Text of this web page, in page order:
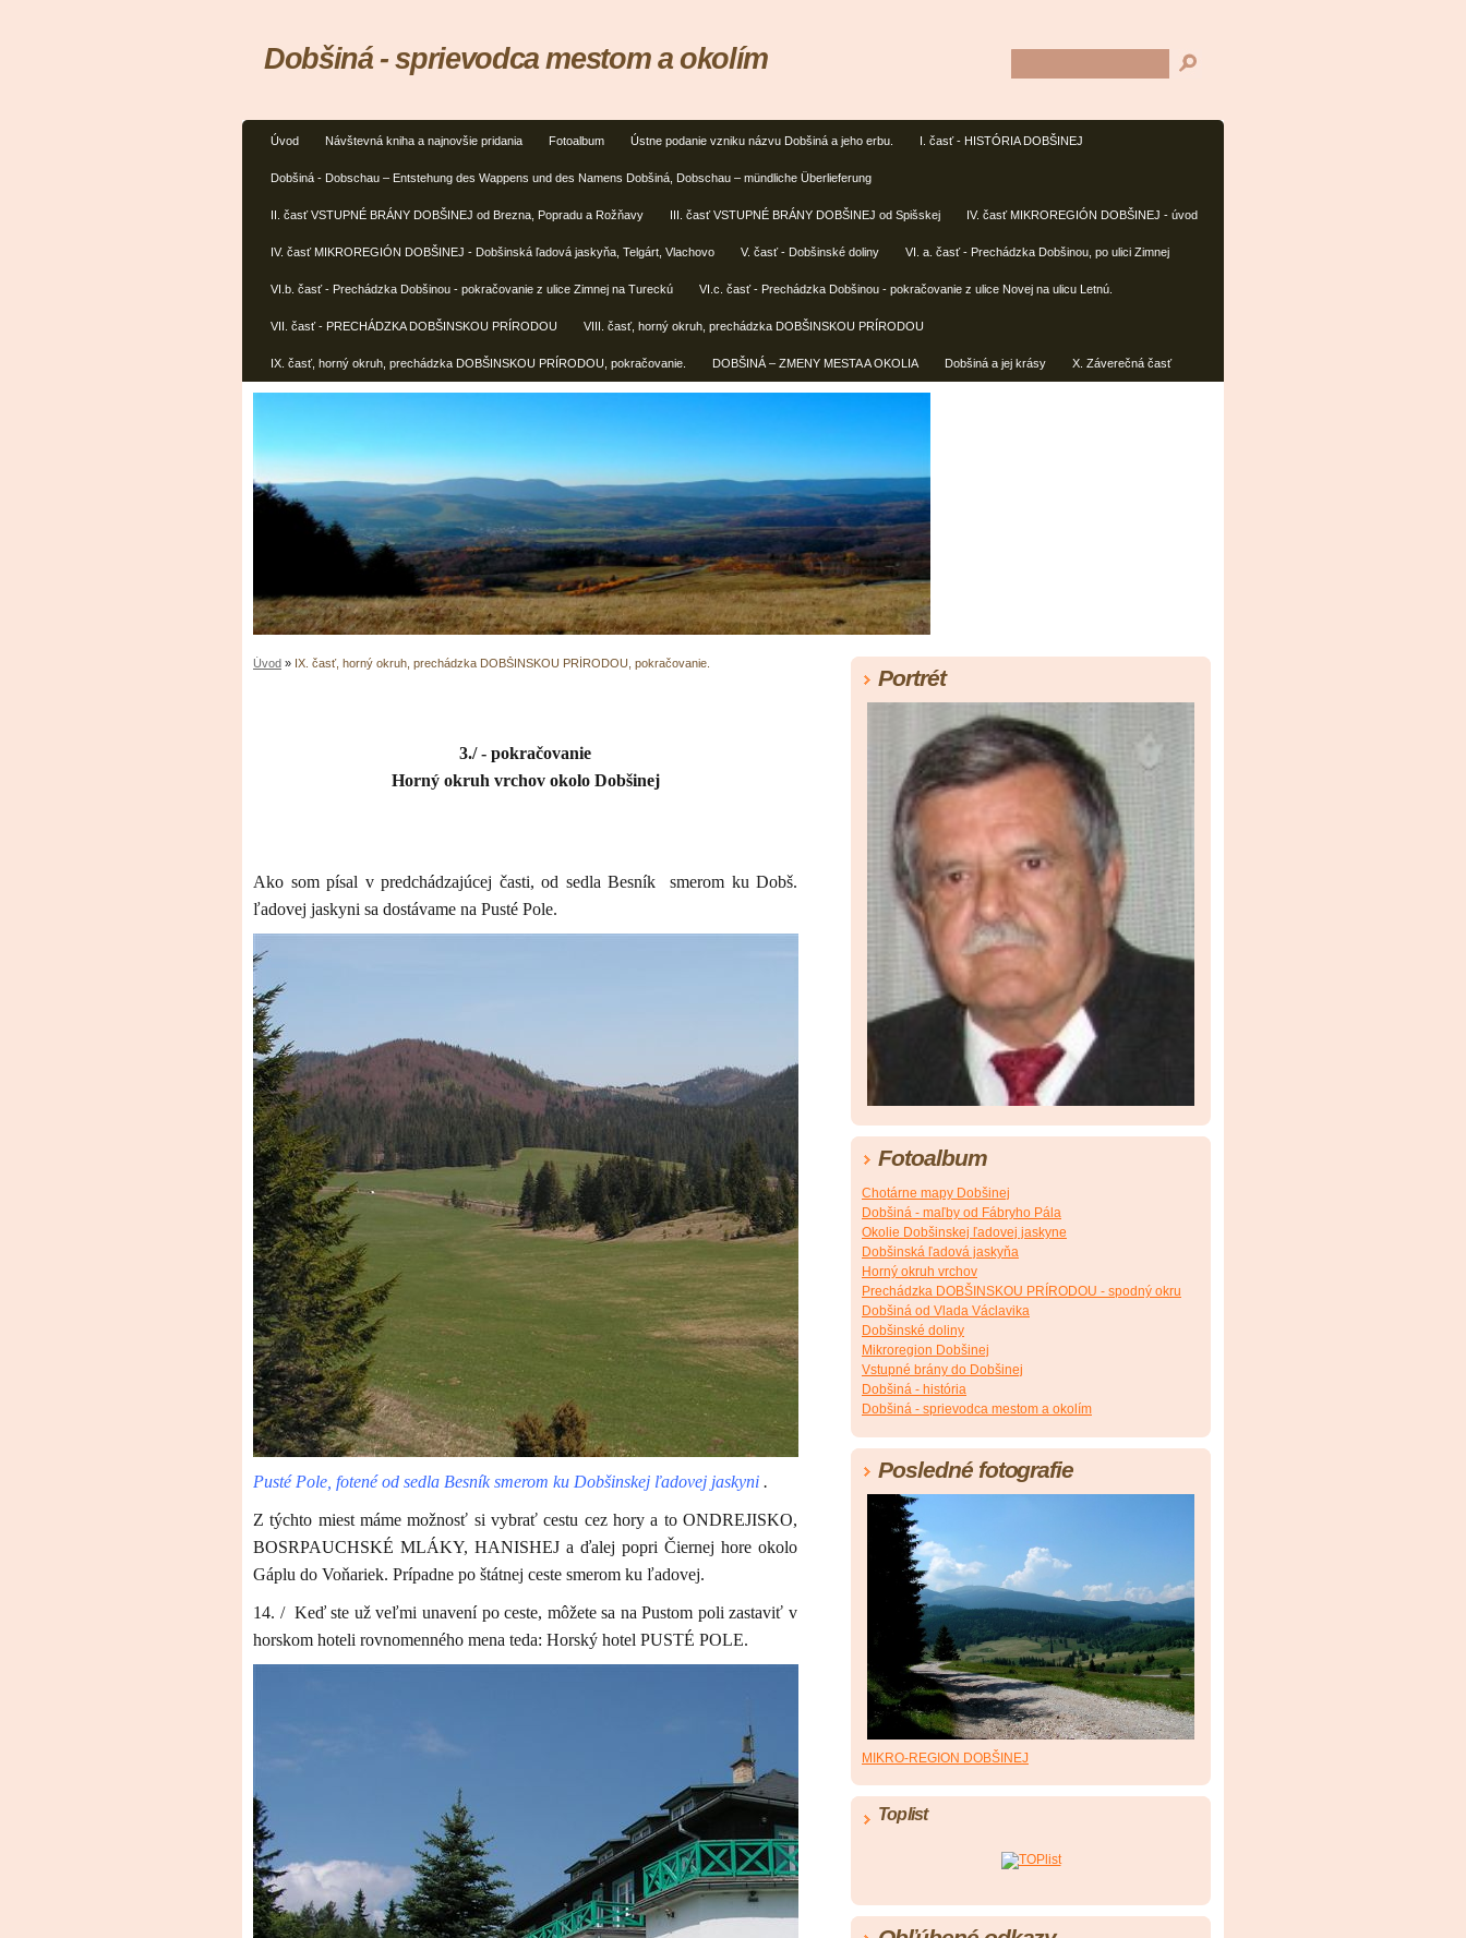
Úvod Návštevná kniha a najnovšie pridania Fotoalbum Ústne podanie vzniku názvu Dobšiná a jeho erbu. I. časť - HISTÓRIA DOBŠINEJ
Dobšiná - Dobschau – Entstehung des Wappens und des Namens Dobšiná, Dobschau – mündliche Überlieferung
II. časť VSTUPNÉ BRÁNY DOBŠINEJ od Brezna, Popradu a Rožňavy III. časť VSTUPNÉ BRÁNY DOBŠINEJ od Spišskej IV. časť MIKROREGIÓN DOBŠINEJ - úvod
IV. časť MIKROREGIÓN DOBŠINEJ - Dobšinská ľadová jaskyňa, Telgárt, Vlachovo V. časť - Dobšinské doliny VI. a. časť - Prechádzka Dobšinou, po ulici Zimnej
VI.b. časť - Prechádzka Dobšinou - pokračovanie z ulice Zimnej na Tureckú VI.c. časť - Prechádzka Dobšinou - pokračovanie z ulice Novej na ulicu Letnú.
VII. časť - PRECHÁDZKA DOBŠINSKOU PRÍRODOU VIII. časť, horný okruh, prechádzka DOBŠINSKOU PRÍRODOU
IX. časť, horný okruh, prechádzka DOBŠINSKOU PRÍRODOU, pokračovanie. DOBŠINÁ – ZMENY MESTA A OKOLIA Dobšiná a jej krásy X. Záverečná časť
Dobšiná - sprievodca mestom a okolím
Úvod » IX. časť, horný okruh, prechádzka DOBŠINSKOU PRÍRODOU, pokračovanie.
3./ - pokračovanie
Horný okruh vrchov okolo Dobšinej
Ako som písal v predchádzajúcej časti, od sedla Besník smerom ku Dobš.
ľadovej jaskyni sa dostávame na Pusté Pole.
Pusté Pole, fotené od sedla Besník smerom ku Dobšinskej ľadovej jaskyni .
Z týchto miest máme možnosť si vybrať cestu cez hory a to ONDREJISKO,
BOSRPAUCHSKÉ MLÁKY, HANISHEJ a ďalej popri Čiernej hore okolo
Gáplu do Voňariek. Prípadne po štátnej ceste smerom ku ľadovej.
14. / Keď ste už veľmi unavení po ceste, môžete sa na Pustom poli zastaviť v
horskom hoteli rovnomenného mena teda: Horský hotel PUSTÉ POLE.
Portrét
Fotoalbum
Chotárne mapy Dobšinej
Dobšiná - maľby od Fábryho Pála
Okolie Dobšinskej ľadovej jaskyne
Dobšinská ľadová jaskyňa
Horný okruh vrchov
Prechádzka DOBŠINSKOU PRÍRODOU - spodný okru
Dobšiná od Vlada Václavika
Dobšinské doliny
Mikroregion Dobšinej
Vstupné brány do Dobšinej
Dobšiná - história
Dobšiná - sprievodca mestom a okolím
Posledné fotografie
MIKRO-REGION DOBŠINEJ
Toplist